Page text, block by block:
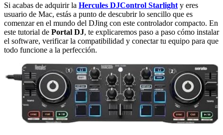
Si acabas de adquirir la Hercules DJControl Starlight y eres
usuario de Mac, estás a punto de descubrir lo sencillo que es
comenzar en el mundo del DJing con este controlador compacto. En
este tutorial de Portal DJ, te explicaremos paso a paso cómo instalar
el software, verificar la compatibilidad y conectar tu equipo para que
todo funcione a la perfección.